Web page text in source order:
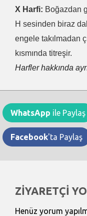
X Harfi: Boğazdan
H sesinden biraz
engele takılmadan
kısmında titreşir.
Harfler hakkında
WhatsApp ile Paylaş
Facebook'ta Paylaş
ZİYARETÇİ
Henüz yorum